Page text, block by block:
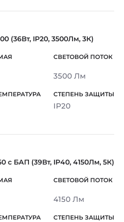
(36Вт, IP20, 3500Лм, 3К)
3500 Лм
IP20
с БАП (39Вт, IP40, 4150Лм, 5К)
4150 Лм